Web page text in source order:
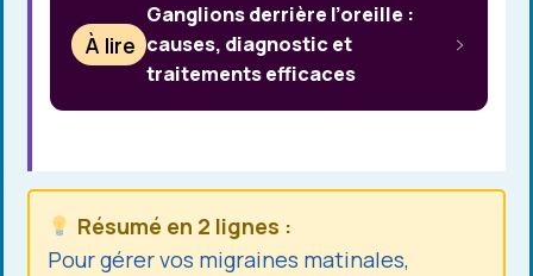
À lire
Ganglions derrière l’oreille :
causes, diagnostic et
traitements efficaces
Résumé en 2 lignes :
Pour gérer vos migraines matinales,